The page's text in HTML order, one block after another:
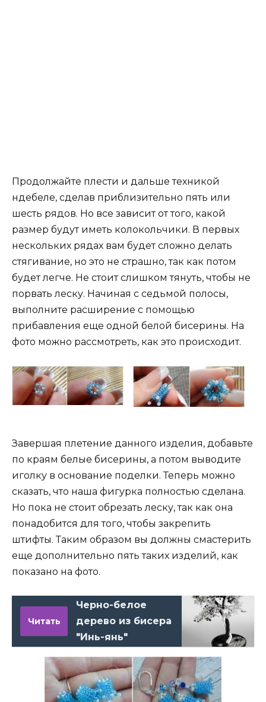
Продолжайте плести и дальше техникой
ндебеле, сделав приблизительно пять или
шесть рядов. Но все зависит от того, какой
размер будут иметь колокольчики. В первых
нескольких рядах вам будет сложно делать
стягивание, но это не страшно, так как потом
будет легче. Не стоит слишком тянуть, чтобы не
порвать леску. Начиная с седьмой полосы,
выполните расширение с помощью
прибавления еще одной белой бисерины. На
фото можно рассмотреть, как это происходит.
Завершая плетение данного изделия, добавьте
по краям белые бисерины, а потом выводите
иголку в основание поделки. Теперь можно
сказать, что наша фигурка полностью сделана.
Но пока не стоит обрезать леску, так как она
понадобится для того, чтобы закрепить
штифты. Таким образом вы должны смастерить
еще дополнительно пять таких изделий, как
показано на фото.
Читать
Черно-белое
дерево из бисера
"Инь-янь"